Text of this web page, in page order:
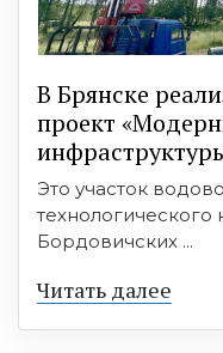
В Брянске
проект
Это участок
Бордовичских ...
Читать далее